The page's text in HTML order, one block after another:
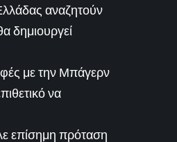
αναζητούν
δημιουργεί
με την Μπάγερν
να
επίσημη πρόταση